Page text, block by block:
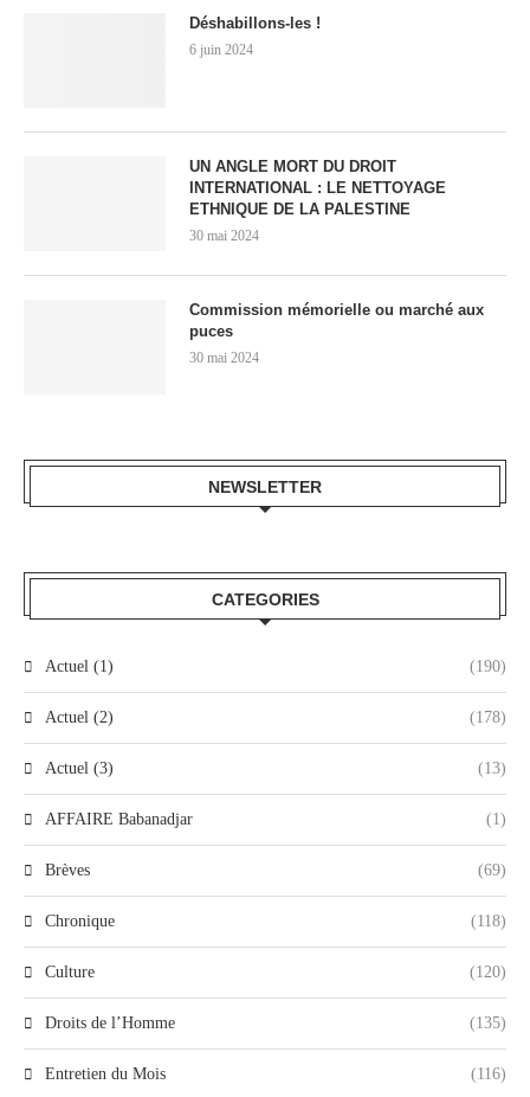
Déshabillons-les !
6 juin 2024
UN ANGLE MORT DU DROIT
INTERNATIONAL : LE NETTOYAGE
ETHNIQUE DE LA PALESTINE
30 mai 2024
Commission mémorielle ou marché aux
puces
30 mai 2024
NEWSLETTER
CATEGORIES
Actuel (1) (190)
Actuel (2) (178)
Actuel (3) (13)
AFFAIRE Babanadjar (1)
Brèves (69)
Chronique (118)
Culture (120)
Droits de l’Homme (135)
Entretien du Mois (116)